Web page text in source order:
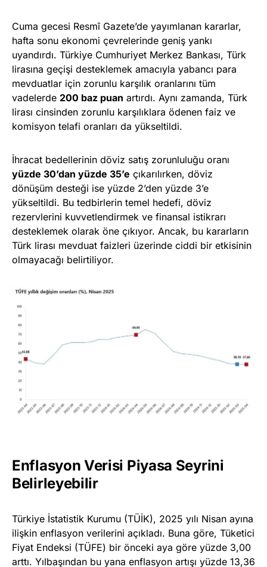
Cuma gecesi Resmî Gazete’de yayımlanan kararlar,
hafta sonu ekonomi çevrelerinde geniş yankı
uyandırdı. Türkiye Cumhuriyet Merkez Bankası, Türk
lirasına geçişi desteklemek amacıyla yabancı para
mevduatlar için zorunlu karşılık oranlarını tüm
vadelerde 200 baz puan artırdı. Aynı zamanda, Türk
lirası cinsinden zorunlu karşılıklara ödenen faiz ve
komisyon telafi oranları da yükseltildi.
İhracat bedellerinin döviz satış zorunluluğu oranı
yüzde 30’dan yüzde 35’e çıkarılırken, döviz
dönüşüm desteği ise yüzde 2’den yüzde 3’e
yükseltildi. Bu tedbirlerin temel hedefi, döviz
rezervlerini kuvvetlendirmek ve finansal istikrarı
desteklemek olarak öne çıkıyor. Ancak, bu kararların
Türk lirası mevduat faizleri üzerinde ciddi bir etkisinin
olmayacağı belirtiliyor.
Enflasyon Verisi Piyasa Seyrini
Belirleyebilir
Türkiye İstatistik Kurumu (TÜİK), 2025 yılı Nisan ayına
ilişkin enflasyon verilerini açıkladı. Buna göre, Tüketici
Fiyat Endeksi (TÜFE) bir önceki aya göre yüzde 3,00
arttı. Yılbaşından bu yana enflasyon artışı yüzde 13,36